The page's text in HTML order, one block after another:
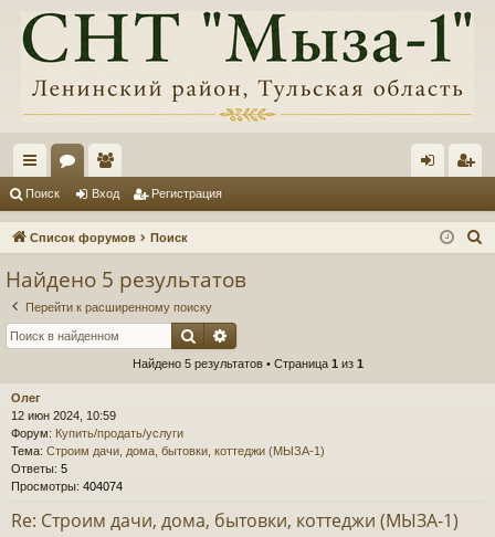
с
ы ум
ол
ьз
ел
д ис
Поиск Вход Регистрация
Список форумов Поиск
Найдено 5 результатов
Перейти к расширенному поиску
Поиск
Найдено 5 результатов • Страница 1 из 1
Олег
12 июн 2024, 10:59
Форум: Купить/продать/услуги
Тема: Строим дачи, дома, бытовки, коттеджи (МЫЗА-1)
Ответы: 5
Просмотры: 404074
Re: Строим дачи, дома, бытовки, коттеджи (МЫЗА-1)